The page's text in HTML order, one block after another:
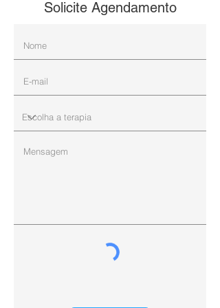
Solicite Agendamento